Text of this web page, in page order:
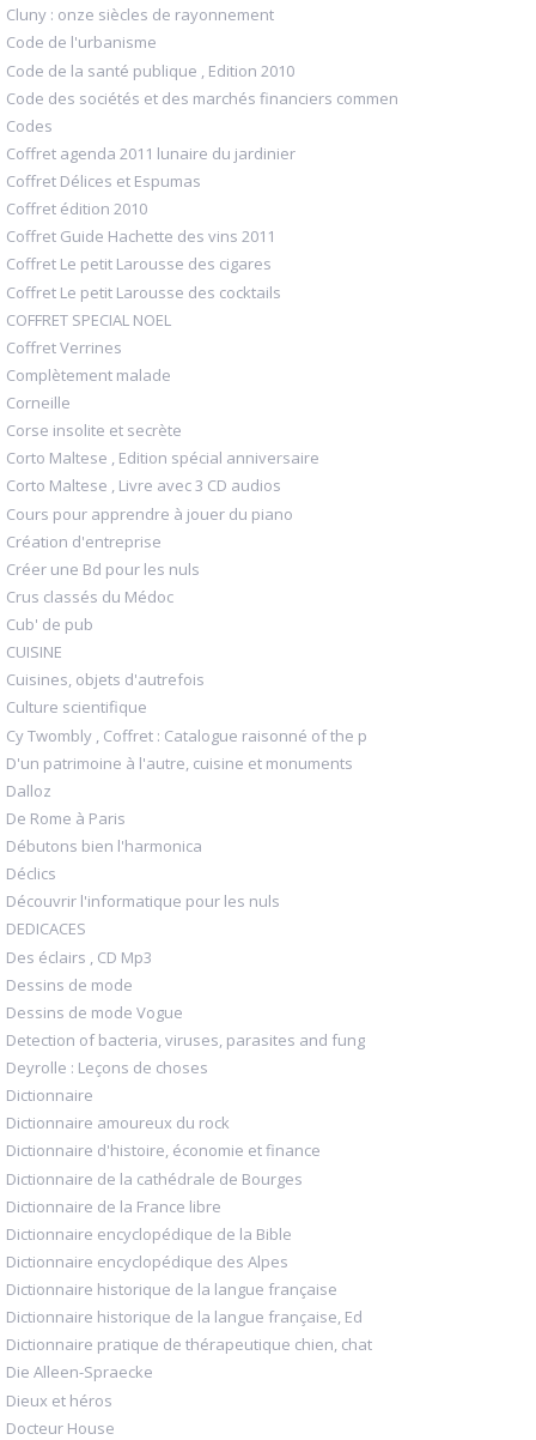
Cluny : onze siècles de rayonnement
Code de l'urbanisme
Code de la santé publique , Edition 2010
Code des sociétés et des marchés financiers commen
Codes
Coffret agenda 2011 lunaire du jardinier
Coffret Délices et Espumas
Coffret édition 2010
Coffret Guide Hachette des vins 2011
Coffret Le petit Larousse des cigares
Coffret Le petit Larousse des cocktails
COFFRET SPECIAL NOEL
Coffret Verrines
Complètement malade
Corneille
Corse insolite et secrète
Corto Maltese , Edition spécial anniversaire
Corto Maltese , Livre avec 3 CD audios
Cours pour apprendre à jouer du piano
Création d'entreprise
Créer une Bd pour les nuls
Crus classés du Médoc
Cub' de pub
CUISINE
Cuisines, objets d'autrefois
Culture scientifique
Cy Twombly , Coffret : Catalogue raisonné of the p
D'un patrimoine à l'autre, cuisine et monuments
Dalloz
De Rome à Paris
Débutons bien l'harmonica
Déclics
Découvrir l'informatique pour les nuls
DEDICACES
Des éclairs , CD Mp3
Dessins de mode
Dessins de mode Vogue
Detection of bacteria, viruses, parasites and fung
Deyrolle : Leçons de choses
Dictionnaire
Dictionnaire amoureux du rock
Dictionnaire d'histoire, économie et finance
Dictionnaire de la cathédrale de Bourges
Dictionnaire de la France libre
Dictionnaire encyclopédique de la Bible
Dictionnaire encyclopédique des Alpes
Dictionnaire historique de la langue française
Dictionnaire historique de la langue française, Ed
Dictionnaire pratique de thérapeutique chien, chat
Die Alleen-Spraecke
Dieux et héros
Docteur House